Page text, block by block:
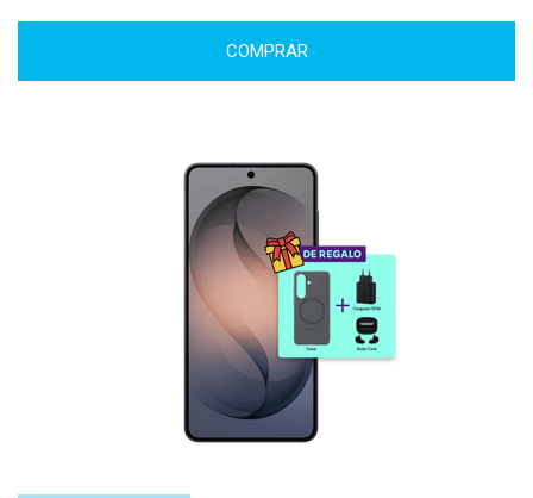
COMPRAR